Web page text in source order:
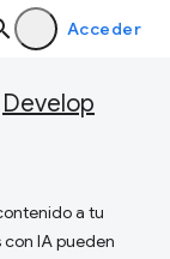
Acceder
Develop
a tu
IA pueden